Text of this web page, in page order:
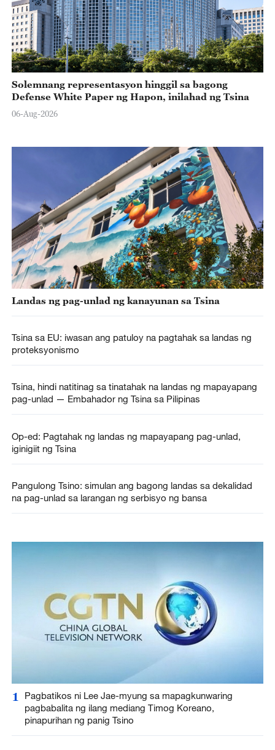
Solemnang representasyon hinggil sa bagong
Defense White Paper ng Hapon, inilahad ng Tsina
06-Aug-2026
Landas ng pag-unlad ng kanayunan sa Tsina
Tsina sa EU: iwasan ang patuloy na pagtahak sa landas ng
proteksyonismo
Tsina, hindi natitinag sa tinatahak na landas ng mapayapang
pag-unlad — Embahador ng Tsina sa Pilipinas
Op-ed: Pagtahak ng landas ng mapayapang pag-unlad,
iginigiit ng Tsina
Pangulong Tsino: simulan ang bagong landas sa dekalidad
na pag-unlad sa larangan ng serbisyo ng bansa
1
Pagbatikos ni Lee Jae-myung sa mapagkunwaring
pagbabalita ng ilang mediang Timog Koreano,
pinapurihan ng panig Tsino